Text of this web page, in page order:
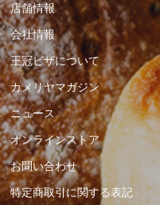
店舗情報
会社情報
王冠ピザについて
カメリヤマガジン
ニュース
オンラインストア
お問い合わせ
特定商取引に関する表記